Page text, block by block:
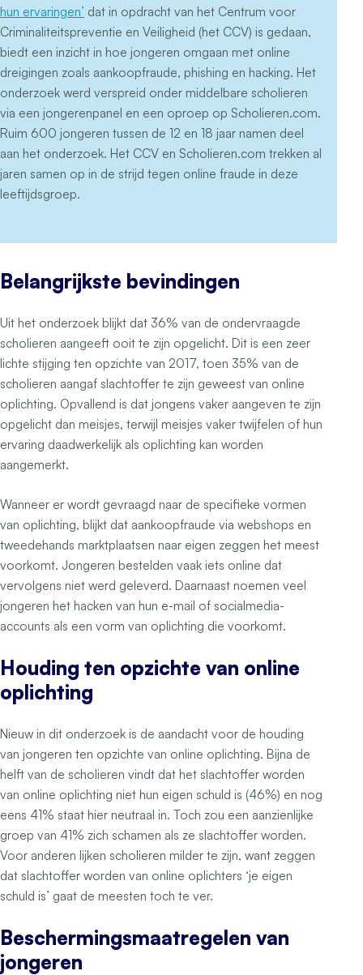
hun ervaringen’ dat in opdracht van het Centrum voor
Criminaliteitspreventie en Veiligheid (het CCV) is gedaan,
biedt een inzicht in hoe jongeren omgaan met online
dreigingen zoals aankoopfraude, phishing en hacking. Het
onderzoek werd verspreid onder middelbare scholieren
via een jongerenpanel en een oproep op Scholieren.com.
Ruim 600 jongeren tussen de 12 en 18 jaar namen deel
aan het onderzoek. Het CCV en Scholieren.com trekken al
jaren samen op in de strijd tegen online fraude in deze
leeftijdsgroep.
Belangrijkste bevindingen
Uit het onderzoek blijkt dat 36% van de ondervraagde
scholieren aangeeft ooit te zijn opgelicht. Dit is een zeer
lichte stijging ten opzichte van 2017, toen 35% van de
scholieren aangaf slachtoffer te zijn geweest van online
oplichting. Opvallend is dat jongens vaker aangeven te zijn
opgelicht dan meisjes, terwijl meisjes vaker twijfelen of hun
ervaring daadwerkelijk als oplichting kan worden
aangemerkt.
Wanneer er wordt gevraagd naar de specifieke vormen
van oplichting, blijkt dat aankoopfraude via webshops en
tweedehands marktplaatsen naar eigen zeggen het meest
voorkomt. Jongeren bestelden vaak iets online dat
vervolgens niet werd geleverd. Daarnaast noemen veel
jongeren het hacken van hun e-mail of socialmedia-
accounts als een vorm van oplichting die voorkomt.
Houding ten opzichte van online
oplichting
Nieuw in dit onderzoek is de aandacht voor de houding
van jongeren ten opzichte van online oplichting. Bijna de
helft van de scholieren vindt dat het slachtoffer worden
van online oplichting niet hun eigen schuld is (46%) en nog
eens 41% staat hier neutraal in. Toch zou een aanzienlijke
groep van 41% zich schamen als ze slachtoffer worden.
Voor anderen lijken scholieren milder te zijn, want zeggen
dat slachtoffer worden van online oplichters ‘je eigen
schuld is’ gaat de meesten toch te ver.
Beschermingsmaatregelen van
jongeren